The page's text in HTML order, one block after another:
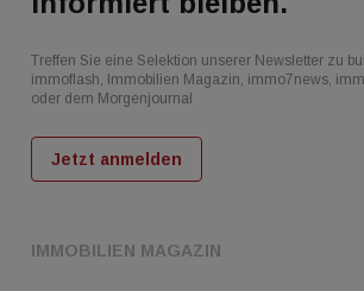
IMMOBILIEN MAGAZIN
Treffen Sie eine Selektion unserer Newsletter zu
immoflash, Immobilien Magazin, immo7news,
oder dem Morgenjournal
Jetzt anmelden